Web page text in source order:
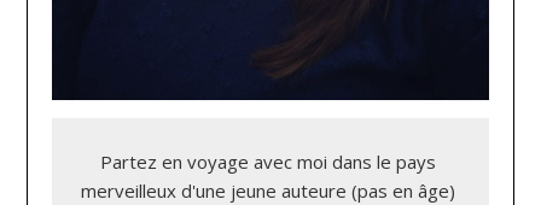
Partez en voyage avec moi dans le pays
merveilleux d'une jeune auteure (pas en âge)